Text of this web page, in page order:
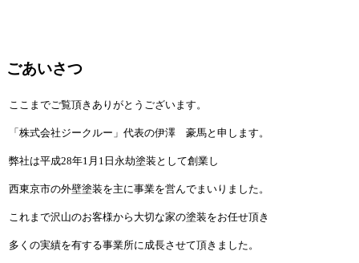
ごあいさつ
ここまでご覧頂きありがとうございます。
「株式会社ジークルー」代表の伊澤 豪馬と申します。
弊社は平成28年1月1日永劫塗装として創業し
西東京市の外壁塗装を主に事業を営んでまいりました。
これまで沢山のお客様から大切な家の塗装をお任せ頂き
多くの実績を有する事業所に成長させて頂きました。